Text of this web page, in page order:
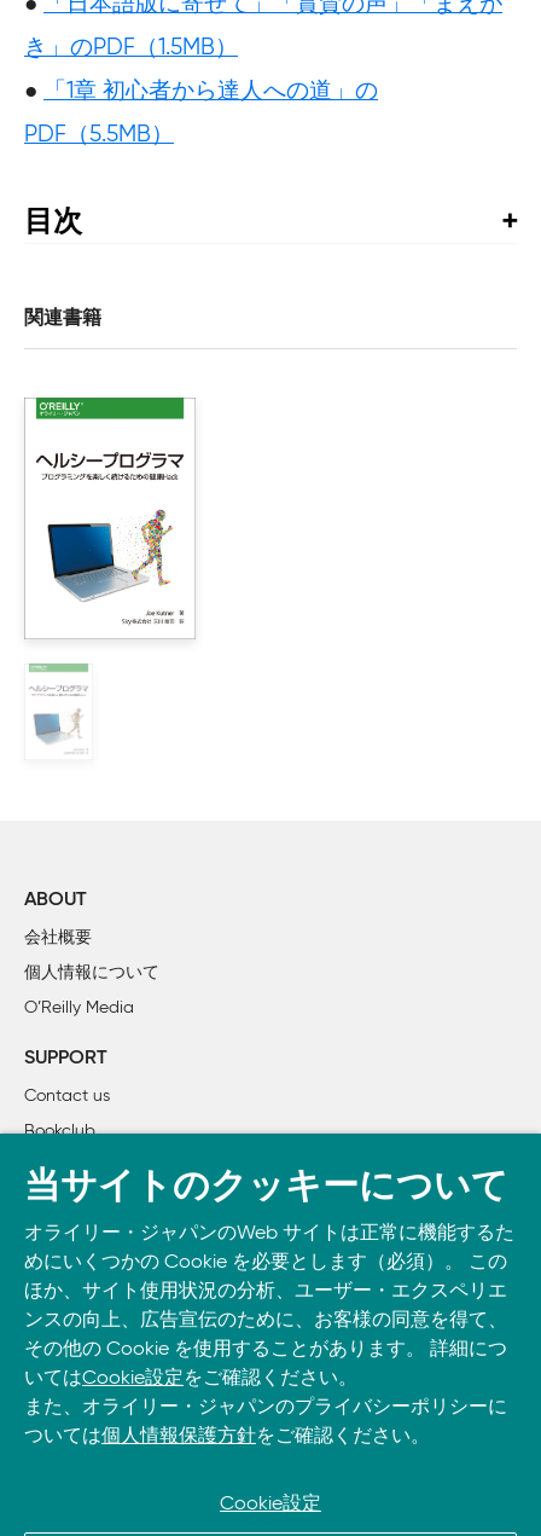
き」のPDF（1.5MB）
●
「1章 初心者から達人への道」の
PDF（5.5MB）
目次
まえがき
1章　初心者から達人への道
    1.2　ドレイファスモデルの5段階
    1.4　ドレイファスモデルの効果的な利用
    1.6　コンテキスト再考
    1.7　日々のドレイファスモデル
2章　脳の構造
    2.1　2種類のモード
    2.3　LモードとRモードの特徴
    2.4　Rモードの躍進
    2.5　Rモードは森を見て、Lモードは木を見る
    3.1　関与する感覚の増加
    3.2　右脳で描く
    3.4　Rモードが提供してくれるヒントを手に入れる
    3.5　パターンを利用する
    4.1　認知バイアスを知る
    4.2　自分の世代傾向を認識する
    4.3　性格の分類
    4.4　ハードウェア的なバグ
    4.5　では、どう考えたらよいのか
5章　意識的な学び
    5.1　学びとは何か
    5.2　「SMART」な目標を定める
    5.3　プラグマティック投資計画の作成
    5.4　自分の学習モード
    5.5　同僚との勉強会
    5.6　より優れた学習技術
    5.8　マインドマップによる直感の視覚化
    5.9　ドキュメント作成の真の力を利用する
関連書籍
ABOUT
会社概要
個人情報について
O’Reilly Media
SUPPORT
Contact us
Bookclub
書籍注文
Take O’Reilly with you and learn anywhere, anytime on your
phone
and tablet.
当サイトのクッキーについて
オライリー・ジャパンのWeb サイトは正常に機能するた
めにいくつかの Cookie を必要とします（必須）。 この
ほか、サイト使用状況の分析、ユーザー・エクスペリエ
ンスの向上、広告宣伝のために、お客様の同意を得て、
その他の Cookie を使用することがあります。 詳細につ
いてはCookie設定をご確認ください。
また、オライリー・ジャパンのプライバシーポリシーに
ついては個人情報保護方針をご確認ください。
Cookie設定